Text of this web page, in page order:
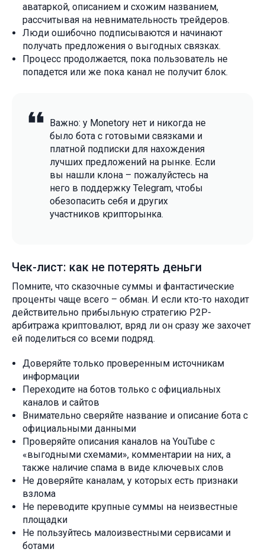
аватаркой, описанием и схожим названием,
рассчитывая на невнимательность трейдеров.
Люди ошибочно подписываются и начинают
получать предложения о выгодных связках.
Процесс продолжается, пока пользователь не
попадется или же пока канал не получит блок.
Важно: у Monetory нет и никогда не
было бота с готовыми связками и
платной подписки для нахождения
лучших предложений на рынке. Если
вы нашли клона – пожалуйстесь на
него в поддержку Telegram, чтобы
обезопасить себя и других
участников крипторынка.
Чек-лист: как не потерять деньги
Помните, что сказочные суммы и фантастические
проценты чаще всего – обман. И если кто-то находит
действительно прибыльную стратегию P2P-
арбитража криптовалют, вряд ли он сразу же захочет
ей поделиться со всеми подряд.
Доверяйте только проверенным источникам
информации
Переходите на ботов только с официальных
каналов и сайтов
Внимательно сверяйте название и описание бота с
официальными данными
Проверяйте описания каналов на YouTube с
«выгодными схемами», комментарии на них, а
также наличие спама в виде ключевых слов
Не доверяйте каналам, у которых есть признаки
взлома
Не переводите крупные суммы на неизвестные
площадки
Не пользуйтесь малоизвестными сервисами и
ботами